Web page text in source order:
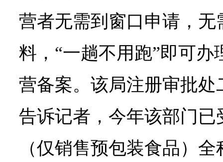
营者无需到窗口申请，无
料，“一趟不用跑”即可
营备案。该局注册审批
告诉记者，今年该部门
（仅销售预包装食品）